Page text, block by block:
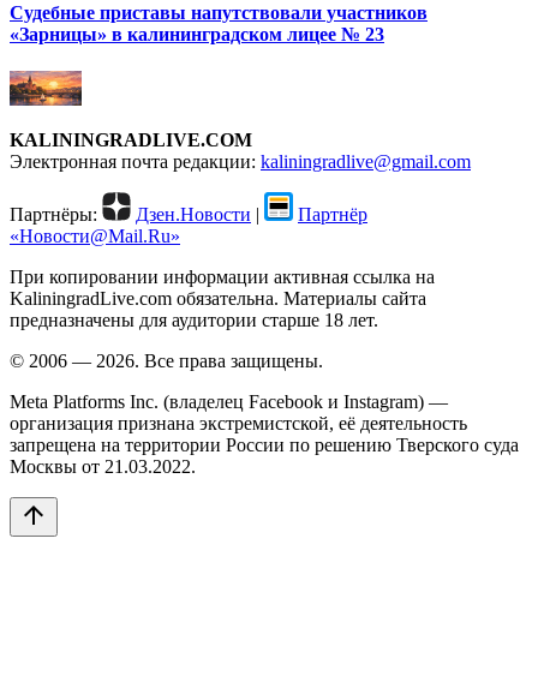
Судебные приставы напутствовали участников
«Зарницы» в калининградском лицее № 23
KALININGRADLIVE.COM
Электронная почта редакции: kaliningradlive@gmail.com
Партнёры: Дзен.Новости |
Партнёр
«Новости@Mail.Ru»
При копировании информации активная ссылка на
KaliningradLive.com обязательна. Материалы сайта
предназначены для аудитории старше 18 лет.
© 2006 — 2026. Все права защищены.
Meta Platforms Inc. (владелец Facebook и Instagram) —
организация признана экстремистской, её деятельность
запрещена на территории России по решению Тверского суда
Москвы от 21.03.2022.
arrow_upward